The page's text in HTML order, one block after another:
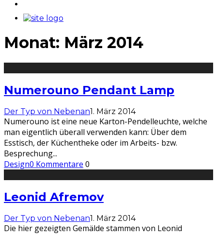
Monat: März 2014
Numerouno Pendant Lamp
Der Typ von Nebenan1. März 2014
Numerouno ist eine neue Karton-Pendelleuchte, welche
man eigentlich überall verwenden kann: Über dem
Esstisch, der Küchentheke oder im Arbeits- bzw.
Besprechung...
Design0 Kommentare 0
Leonid Afremov
Der Typ von Nebenan1. März 2014
Die hier gezeigten Gemälde stammen von Leonid